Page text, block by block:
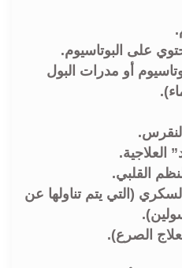
على البوتاسيوم.
أو مدرات البول
العلاجية.
القلبي.
(التي يتم تناولها عن
الصرع).